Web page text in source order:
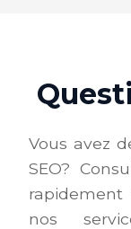
Vous avez
SEO?
nos